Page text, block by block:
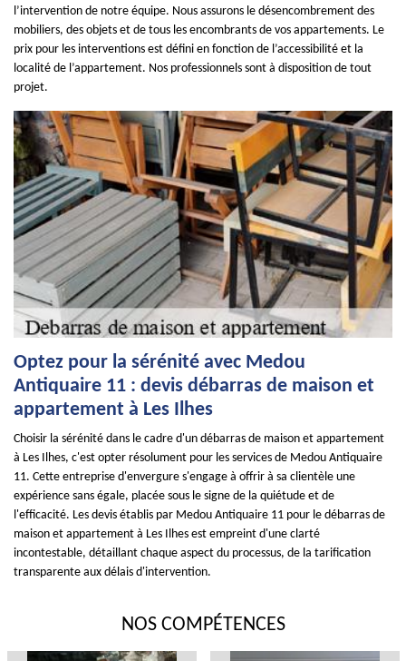
l’intervention de notre équipe. Nous assurons le désencombrement des
mobiliers, des objets et de tous les encombrants de vos appartements. Le
prix pour les interventions est défini en fonction de l’accessibilité et la
localité de l’appartement. Nos professionnels sont à disposition de tout
projet.
Optez pour la sérénité avec Medou
Antiquaire 11 : devis débarras de maison et
appartement à Les Ilhes
Choisir la sérénité dans le cadre d'un débarras de maison et appartement
à Les Ilhes, c'est opter résolument pour les services de Medou Antiquaire
11. Cette entreprise d'envergure s'engage à offrir à sa clientèle une
expérience sans égale, placée sous le signe de la quiétude et de
l'efficacité. Les devis établis par Medou Antiquaire 11 pour le débarras de
maison et appartement à Les Ilhes est empreint d'une clarté
incontestable, détaillant chaque aspect du processus, de la tarification
transparente aux délais d'intervention.
NOS COMPÉTENCES